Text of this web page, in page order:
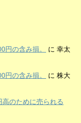
円の含み損。 に 幸太
円の含み損。
に 株大
のために売られる